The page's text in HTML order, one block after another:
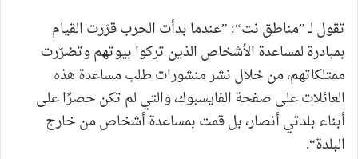
تقول لـ ”مناطق نت“: ”عندما بدأت الحرب قرّرت القيام
بمبادرة لمساعدة الأشخاص الذين تركوا بيوتهم وتضرّرت
ممتلكاتهم، من خلال نشر منشورات طلب مساعدة هذه
العائلات على صفحة الفايسبوك، والتي لم تكن حصرًا على
أبناء بلدتي أنصار، بل قمت بمساعدة أشخاص من خارج
البلدة“.